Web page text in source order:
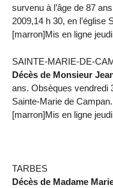
survenu à l’âge de 87
2009,14 h 30, en l’église
[marron]Mis en ligne
SAINTE-MARIE-DE-
Décès de Monsieur
ans. Obsèques vendredi
Sainte-Marie de Campan.
[marron]Mis en ligne
TARBES
Décès de Madame